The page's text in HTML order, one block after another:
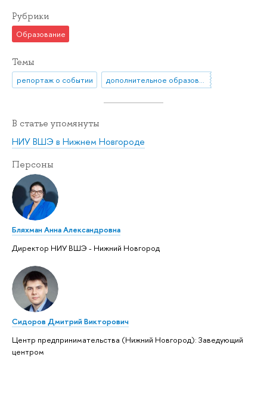
Рубрики
Образование
Темы
репортаж о событии дополнительное образование
В статье упомянуты
НИУ ВШЭ в Нижнем Новгороде
Персоны
Бляхман Анна Александровна
Директор НИУ ВШЭ - Нижний Новгород
Сидоров Дмитрий Викторович
Центр предпринимательства (Нижний Новгород): Заведующий
центром